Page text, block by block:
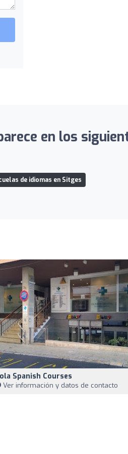
en los
de idiomas en Sitges
Spanish Courses
Ver información y datos de contacto